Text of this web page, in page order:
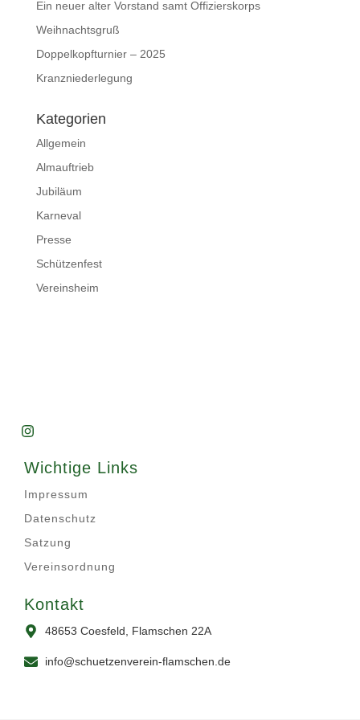
Ein neuer alter Vorstand samt Offizierskorps
Weihnachtsgruß
Doppelkopfturnier – 2025
Kranzniederlegung
Kategorien
Allgemein
Almauftrieb
Jubiläum
Karneval
Presse
Schützenfest
Vereinsheim
Wichtige Links
Impressum
Datenschutz
Satzung
Vereinsordnung
Kontakt
48653 Coesfeld, Flamschen 22A
info@schuetzenverein-flamschen.de